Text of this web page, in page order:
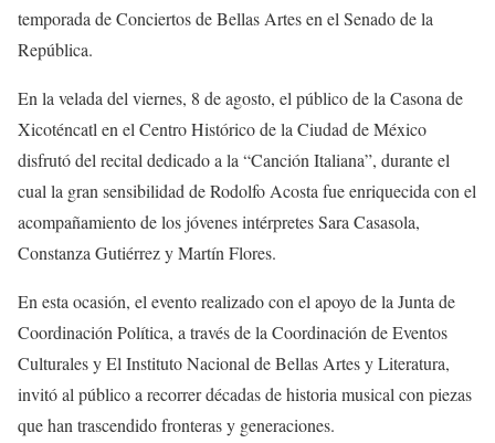
temporada de Conciertos de Bellas Artes en el Senado de la
República.
En la velada del viernes, 8 de agosto, el público de la Casona de
Xicoténcatl en el Centro Histórico de la Ciudad de México
disfrutó del recital dedicado a la “Canción Italiana”, durante el
cual la gran sensibilidad de Rodolfo Acosta fue enriquecida con el
acompañamiento de los jóvenes intérpretes Sara Casasola,
Constanza Gutiérrez y Martín Flores.
En esta ocasión, el evento realizado con el apoyo de la Junta de
Coordinación Política, a través de la Coordinación de Eventos
Culturales y El Instituto Nacional de Bellas Artes y Literatura,
invitó al público a recorrer décadas de historia musical con piezas
que han trascendido fronteras y generaciones.